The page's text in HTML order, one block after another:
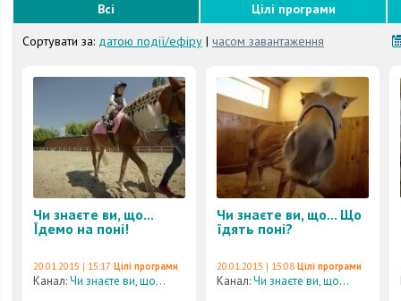
Всі
Цілі програми
Сортувати за: датою події/ефіру | часом завантаження
Чи знаєте ви, що...
Їдемо на поні!
20.01.2015 | 15:17 Цілі програми
Канал:Чи знаєте ви, що...
Чи знаєте ви, що... Що
їдять поні?
20.01.2015 | 15:08 Цілі програми
Канал:Чи знаєте ви, що...